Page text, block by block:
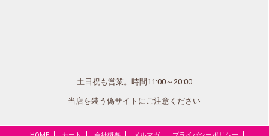
土日祝も営業。時間11:00～20:00
当店を装う偽サイトにご注意ください